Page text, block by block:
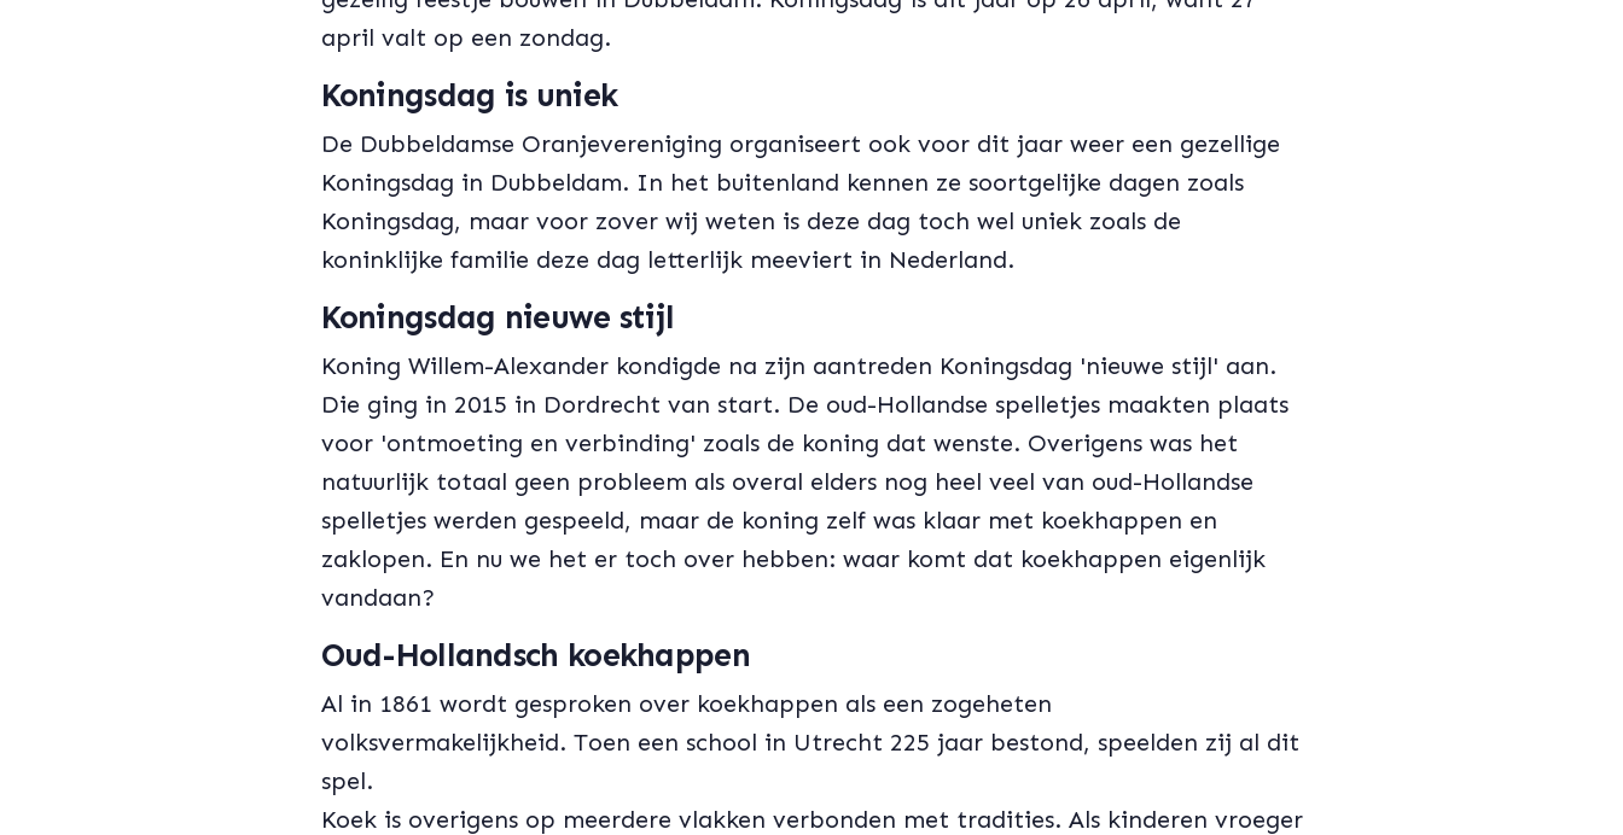
april valt op een zondag.
Koningsdag is uniek
De Dubbeldamse Oranjevereniging organiseert ook voor dit jaar weer een gezellige
Koningsdag in Dubbeldam. In het buitenland kennen ze soortgelijke dagen zoals
Koningsdag, maar voor zover wij weten is deze dag toch wel uniek zoals de
koninklijke familie deze dag letterlijk meeviert in Nederland.
Koningsdag nieuwe stijl
Koning Willem-Alexander kondigde na zijn aantreden Koningsdag 'nieuwe stijl' aan.
Die ging in 2015 in Dordrecht van start. De oud-Hollandse spelletjes maakten plaats
voor 'ontmoeting en verbinding' zoals de koning dat wenste. Overigens was het
natuurlijk totaal geen probleem als overal elders nog heel veel van oud-Hollandse
spelletjes werden gespeeld, maar de koning zelf was klaar met koekhappen en
zaklopen. En nu we het er toch over hebben: waar komt dat koekhappen eigenlijk
vandaan?
Oud-Hollandsch koekhappen
Al in 1861 wordt gesproken over koekhappen als een zogeheten
volksvermakelijkheid. Toen een school in Utrecht 225 jaar bestond, speelden zij al dit
spel.
Koek is overigens op meerdere vlakken verbonden met tradities. Als kinderen vroeger